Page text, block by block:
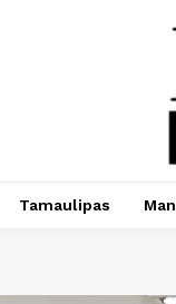
Tamaulipas